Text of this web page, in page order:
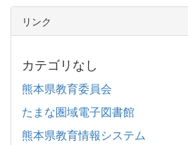
リンク
カテゴリなし
熊本県教育委員会
たまな圏域電子図書館
熊本県教育情報システム